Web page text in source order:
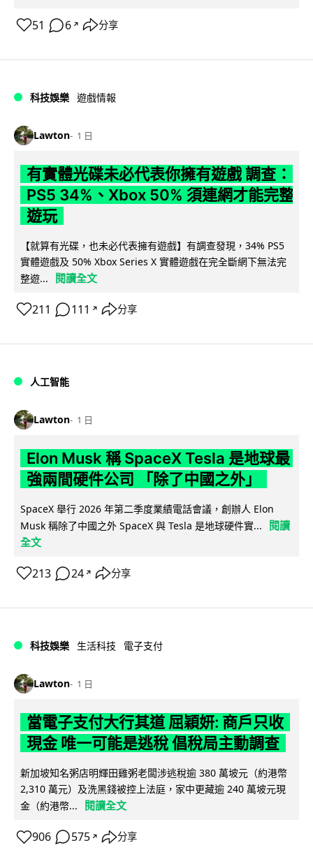
51 6 ↗ 分享
科技娛樂 遊戲情報
Lawton 1 日
有實體光碟未必代表你擁有遊戲 調查：
PS5 34%、Xbox 50% 須連網才能完整
遊玩
【就算有光碟，也未必代表擁有遊戲】有調查發現，34% PS5
實體遊戲及 50% Xbox Series X 實體遊戲在完全斷網下無法完
整遊...
閱讀全文
211 111 ↗ 分享
人工智能
Lawton 1 日
Elon Musk 稱 SpaceX Tesla 是地球最
強兩間硬件公司 「除了中國之外」
SpaceX 舉行 2026 年第二季度業績電話會議，創辦人 Elon
Musk 稱除了中國之外 SpaceX 與 Tesla 是地球硬件實...
閱讀
全文
213 24 ↗ 分享
科技娛樂 生活科技 電子支付
Lawton 1 日
當電子支付大行其道 屈穎妍: 商戶只收
現金 唯一可能是逃稅 倡稅局主動調查
新加坡知名粥店明輝田雞粥老闆涉逃稅逾 380 萬坡元（約港幣
2,310 萬元）及洗黑錢被控上法庭，家中更藏逾 240 萬坡元現
金（約港幣...
閱讀全文
906 575 ↗ 分享